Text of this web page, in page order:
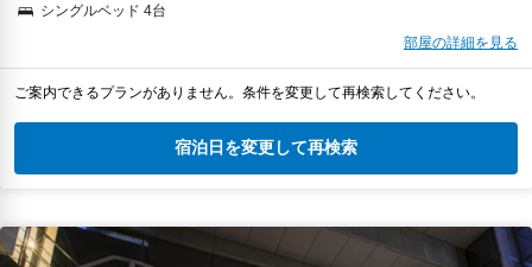
シングルベッド 4台
部屋の詳細を見る
ご案内できるプランがありません。条件を変更して再検索してください。
宿泊日を変更して再検索